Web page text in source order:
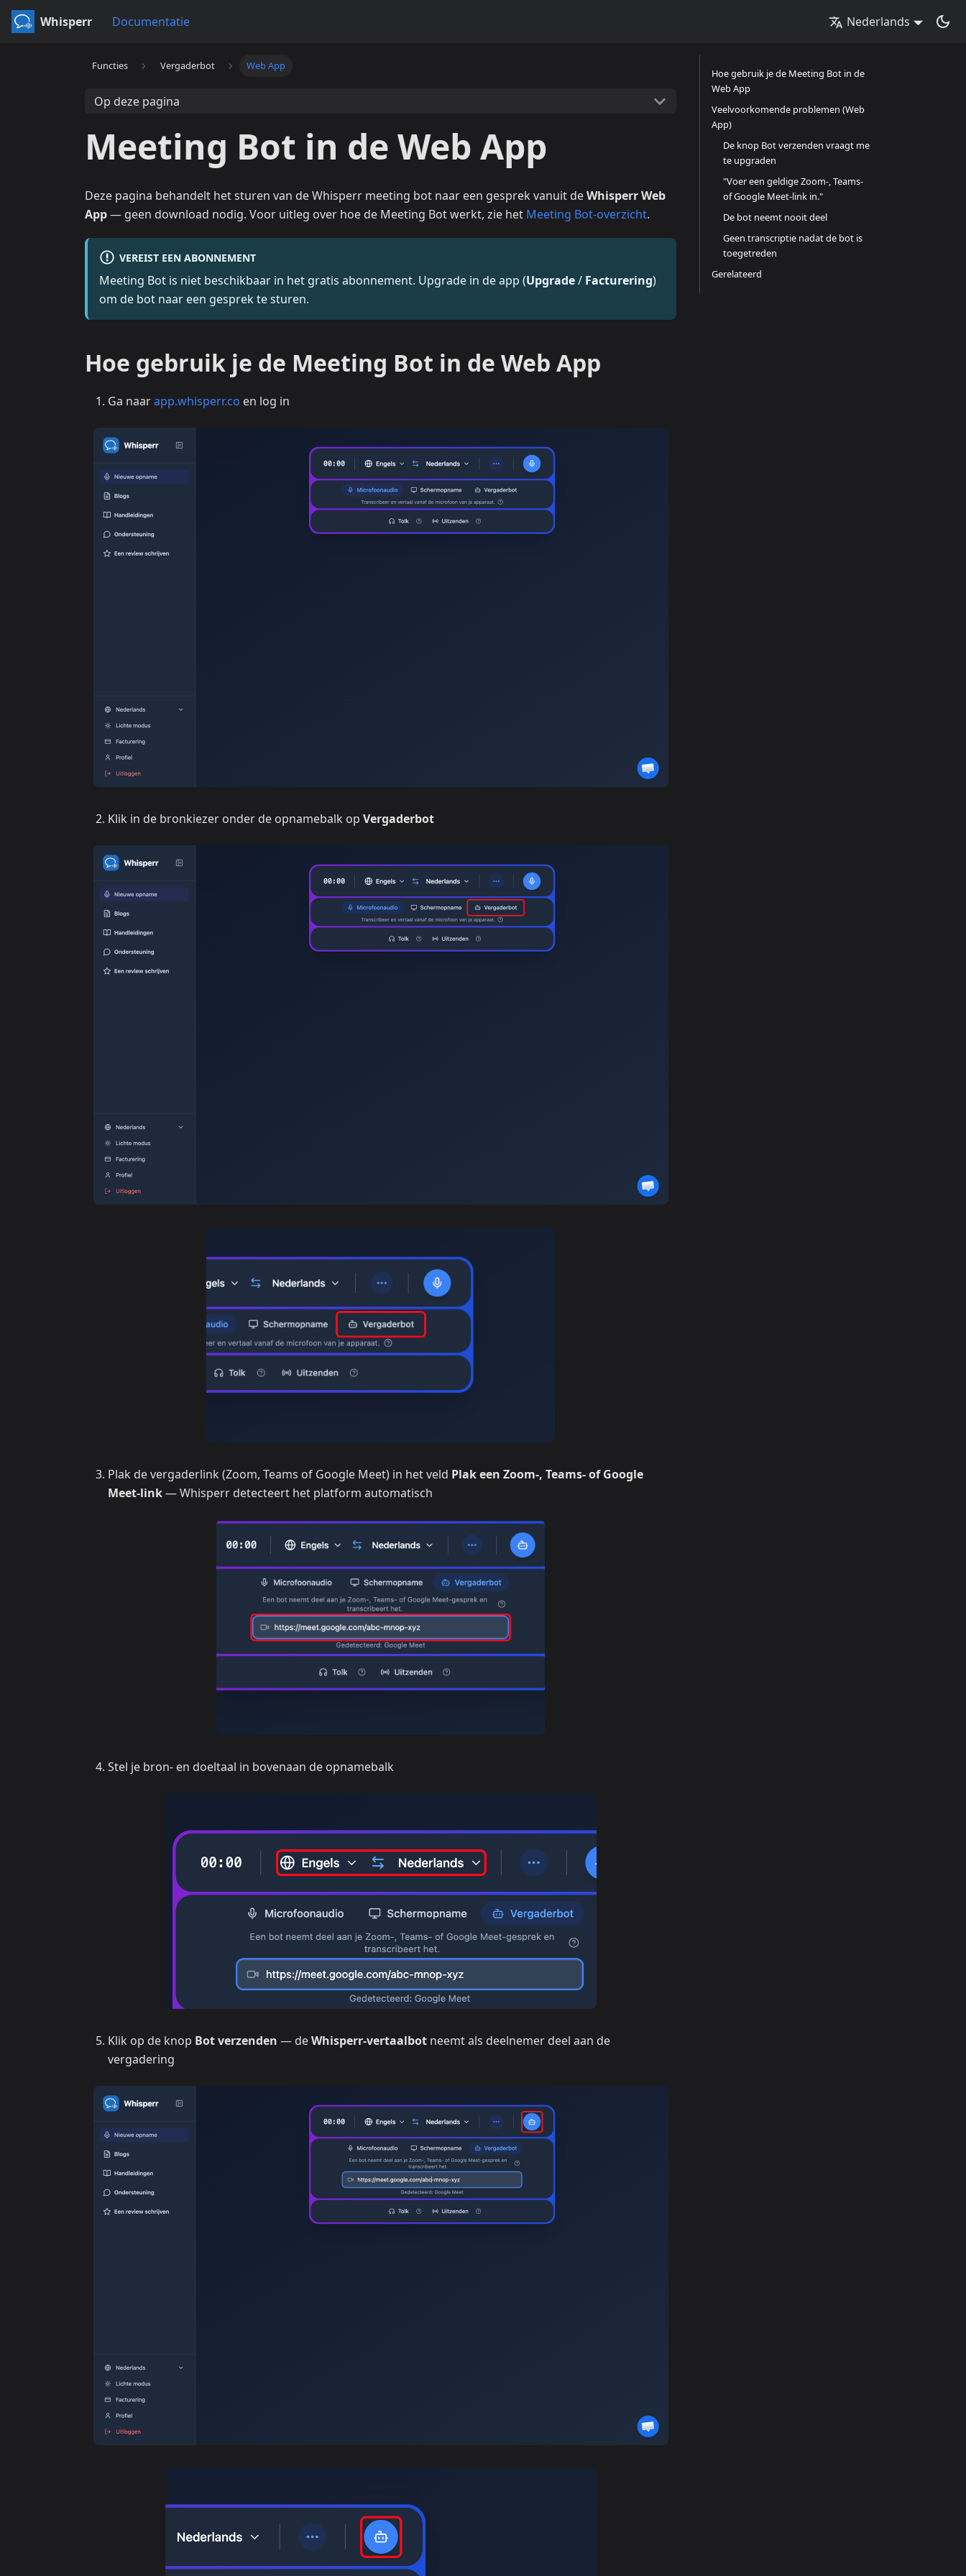
Whisperr Documentatie Nederlands
Functies Vergaderbot Web App
Op deze pagina
Meeting Bot in de Web App
Deze pagina behandelt het sturen van de Whisperr meeting bot naar een gesprek vanuit deWhisperr Web
App— geen download nodig. Voor uitleg over hoe de Meeting Bot werkt, zie het Meeting Bot-overzicht.
VEREIST EEN ABONNEMENT
Meeting Bot is niet beschikbaar in het gratis abonnement. Upgrade in de app (Upgrade/ Facturering)
om de bot naar een gesprek te sturen.
Hoe gebruik je de Meeting Bot in de Web App
Ga naarapp.whisperr.co en log in
Klik in de bronkiezer onder de opnamebalk op Vergaderbot
Plak de vergaderlink (Zoom, Teams of Google Meet) in het veld Plak een Zoom-, Teams- of Google
Meet-link— Whisperr detecteert het platform automatisch
Stel je bron- en doeltaal in bovenaan de opnamebalk
Klik op de knop Bot verzenden — deWhisperr-vertaalbot neemt als deelnemer deel aan de
vergadering
Hoe gebruik je de Meeting Bot in de
Web App
Veelvoorkomende problemen (Web
App)
De knop Bot verzenden vraagt me
te upgraden
"Voer een geldige Zoom-, Teams-
of Google Meet-link in."
De bot neemt nooit deel
Geen transcriptie nadat de bot is
toegetreden
Gerelateerd